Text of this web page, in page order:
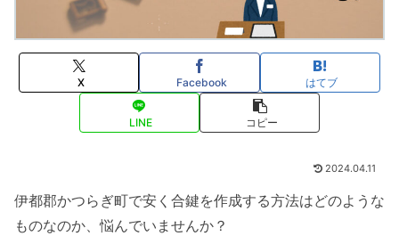
X Facebook はてブ
LINE コピー
2024.04.11
伊都郡かつらぎ町で安く合鍵を作成する方法はどのような
ものなのか、悩んでいませんか？